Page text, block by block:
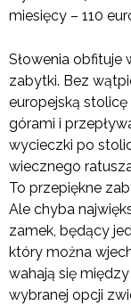
miesięcy – 110
Słowenia obfituje
zabytki. Bez
europejską
górami i
wycieczki po
wiecznego
To przepiękne
Ale chyba
zamek, będący
który można
wahają się
wybranej opcji